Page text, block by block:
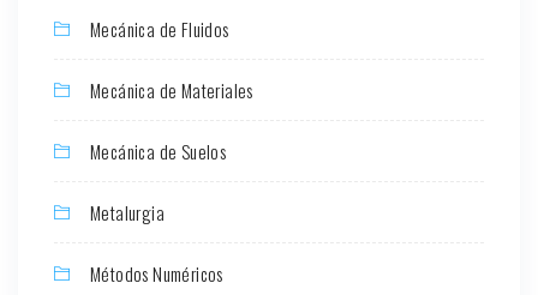
Mecánica de Fluidos
Mecánica de Materiales
Mecánica de Suelos
Metalurgia
Métodos Numéricos